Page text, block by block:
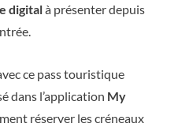
digitalà présenter depuis
ce pass touristique
dans l’application My
réserver les créneaux